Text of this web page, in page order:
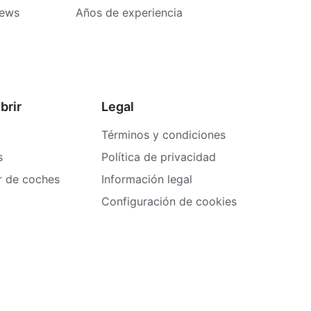
Años de experiencia
de coches
Legal
Términos y condiciones
Política de privacidad
Información legal
Configuración de cookies